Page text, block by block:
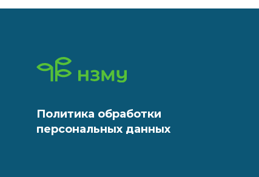
Политика обработки
персональных данных